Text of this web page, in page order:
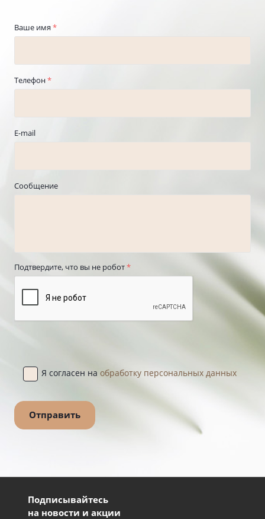
Ваше имя *
Телефон*
E-mail
Сообщение
Подтвердите, что вы не робот*
Я согласен на обработку персональных данных
Подписывайтесь
на новости и акции